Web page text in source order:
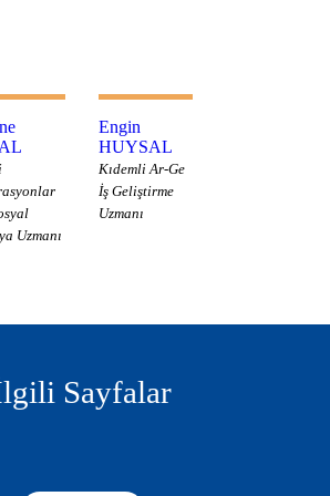
Uzmanı
Engin
HUYSAL
Kıdemli Ar-Ge
İş Geliştirme
Uzmanı
Sayfalar